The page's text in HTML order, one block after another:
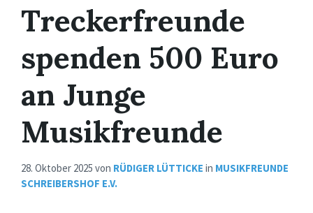
Treckerfreunde
spenden 500 Euro
an Junge
Musikfreunde
28. Oktober 2025 von RÜDIGER LÜTTICKE in MUSIKFREUNDE
SCHREIBERSHOF E.V.